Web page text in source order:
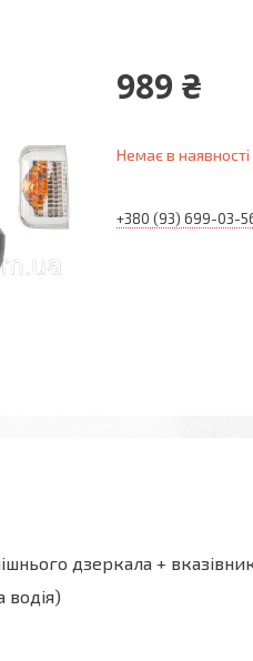
989 ₴
Немає в наявності
+380 (93) 699-03-
дзеркала +
водія)